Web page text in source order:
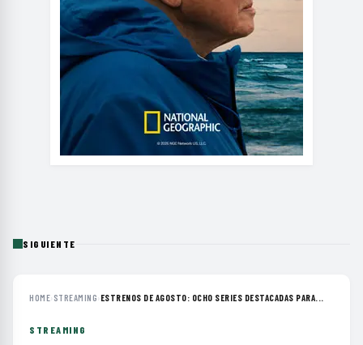
SIGUIENTE
HOME› STREAMING› ESTRENOS DE AGOSTO: OCHO SERIES DESTACADAS PARA...
STREAMING